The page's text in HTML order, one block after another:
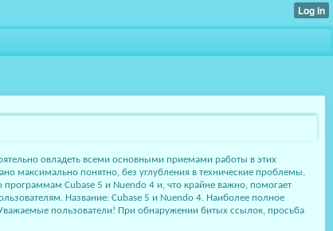
овладеть всеми основными приемами работы в этих
максимально понятно, без углубления в технические проблемы,
Cubase 5 и Nuendo 4 и, что крайне важно, помогает
Название: Cubase 5 и Nuendo 4. Наиболее полное
пользователи! При обнаружении битых ссылок, просьба